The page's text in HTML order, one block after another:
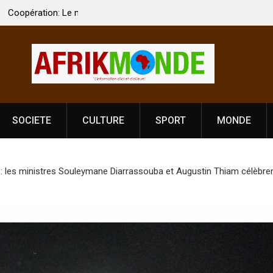
Singh à
de
Côte d’Ivoire, l’opérateur culturel Soldat
prononce
SOCIETE CULTURE SPORT MONDE
ministres Souleymane Diarrassouba et Augustin Thiam